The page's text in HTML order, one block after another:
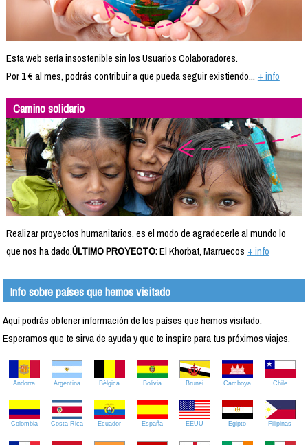
Esta web sería insostenible sin los Usuarios Colaboradores.
Por 1 € al mes, podrás contribuir a que pueda seguir existiendo... + info
Camino solidario
Realizar proyectos humanitarios, es el modo de agradecerle al mundo lo
que nos ha dado.ÚLTIMO PROYECTO:El Khorbat, Marruecos + info
Info sobre países que hemos visitado
Aquí podrás obtener información de los países que hemos visitado.
Esperamos que te sirva de ayuda y que te inspire para tus próximos viajes.
Andorra Argentina Bélgica Bolivia Brunei Camboya Chile
Colombia Costa Rica Ecuador España EEUU Egipto Filipinas